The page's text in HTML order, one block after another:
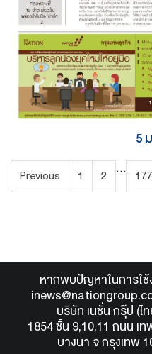
5
Previous 1 2 ... 177
หากพบปัญหาในการใ
บริษัท เนชั่น กรุ๊ป (
1854 ชั้น 9,10,11 ถนน เ
บางนา จ กรุงเทพ